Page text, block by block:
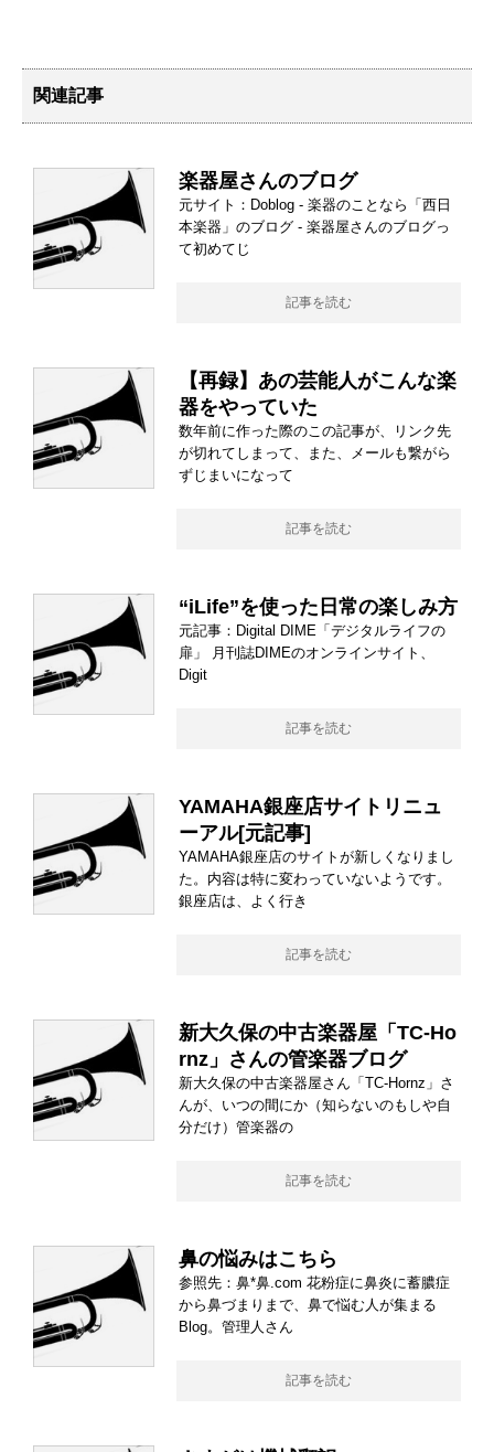
関連記事
楽器屋さんのブログ
元サイト：Doblog - 楽器のことなら「西日
本楽器」のブログ - 楽器屋さんのブログっ
て初めてじ
記事を読む
【再録】あの芸能人がこんな楽
器をやっていた
数年前に作った際のこの記事が、リンク先
が切れてしまって、また、メールも繋がら
ずじまいになって
記事を読む
“iLife”を使った日常の楽しみ方
元記事：Digital DIME「デジタルライフの
扉」 月刊誌DIMEのオンラインサイト、
Digit
記事を読む
YAMAHA銀座店サイトリニュ
ーアル[元記事]
YAMAHA銀座店のサイトが新しくなりまし
た。内容は特に変わっていないようです。
銀座店は、よく行き
記事を読む
新大久保の中古楽器屋「TC-Ho
rnz」さんの管楽器ブログ
新大久保の中古楽器屋さん「TC-Hornz」さ
んが、いつの間にか（知らないのもしや自
分だけ）管楽器の
記事を読む
鼻の悩みはこちら
参照先：鼻*鼻.com 花粉症に鼻炎に蓄膿症
から鼻づまりまで、鼻で悩む人が集まる
Blog。管理人さん
記事を読む